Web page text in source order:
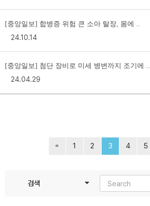
[중앙일보] 합병증 위험 큰 소아 탈장, 몸에 ..
24.10.14
[중앙일보] 첨단 장비로 미세 병변까지 조기에 ..
24.04.29
1 2 3 4 5
검색